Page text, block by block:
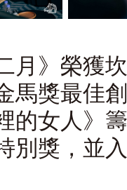
月》榮獲
馬獎最佳
的女人》
別獎，並